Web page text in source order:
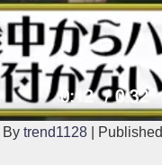
By trend1128 Published